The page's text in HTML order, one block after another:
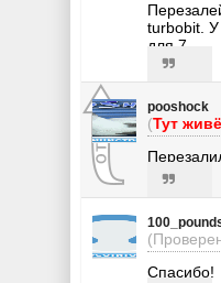
turbobit. У
для 7...
pooshock
(Тут
Спасибо!